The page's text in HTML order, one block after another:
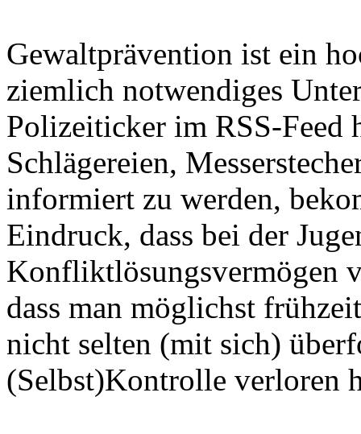
Gewaltprävention ist ein
ziemlich notwendiges
Polizeiticker im RSS-Feed
Schlägereien,
informiert zu werden,
Eindruck, dass bei der
Konfliktlösungsvermögen
dass man möglichst
nicht selten (mit sich)
(Selbst)Kontrolle verloren